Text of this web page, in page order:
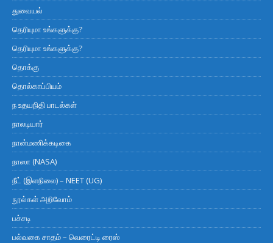
துவையல்
தெரியுமா உங்களுக்கு?
தெரியுமா உங்களுக்கு?
தொக்கு
தொல்காப்பியம்
ந உதயநிதி பாடல்கள்
நாலடியார்
நான்மணிக்கடிகை
நாஸா (NASA)
நீட் (இளநிலை) – NEET (UG)
நூல்கள் அறிவோம்
பச்சடி
பல்வகை சாதம் – வெரைட்டி ரைஸ்